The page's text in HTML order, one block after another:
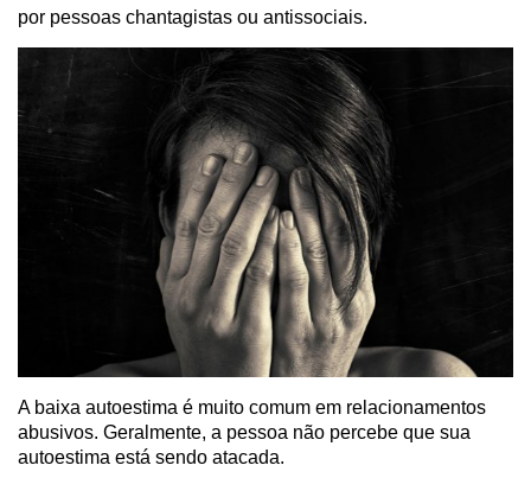
por pessoas chantagistas ou antissociais.
A baixa autoestima é muito comum em relacionamentos
abusivos. Geralmente, a pessoa não percebe que sua
autoestima está sendo atacada.